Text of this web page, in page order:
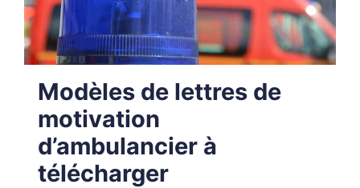
Modèles de lettres de
motivation
d’ambulancier à
télécharger